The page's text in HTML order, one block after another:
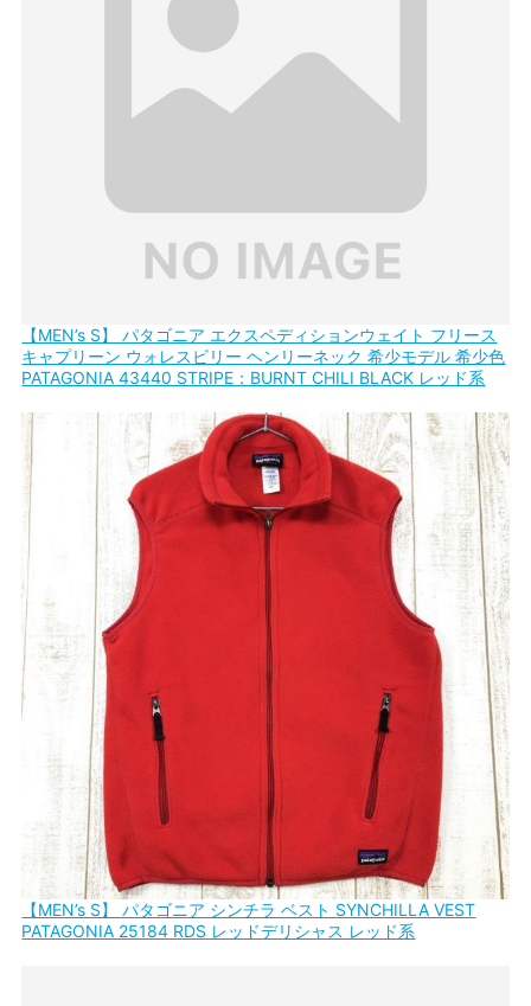
【MEN’s S】 パタゴニア エクスペディションウェイト フリース
キャプリーン ウォレスビリー ヘンリーネック 希少モデル 希少色
PATAGONIA 43440 STRIPE：BURNT CHILI BLACK レッド系
【MEN’s S】 パタゴニア シンチラ ベスト SYNCHILLA VEST
PATAGONIA 25184 RDS レッドデリシャス レッド系